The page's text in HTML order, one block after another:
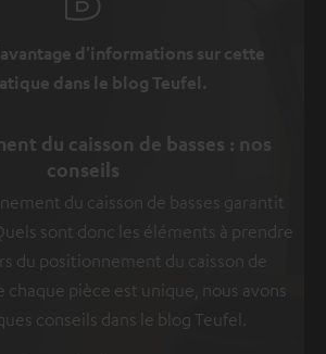
d'informations sur cette
dans le blog Teufel.
du caisson de basses : nos
conseils
du caisson de basses garantit
sont donc les éléments à prendre
du positionnement du caisson de
chaque pièce est unique, nous avons
conseils dans le blog Teufel.